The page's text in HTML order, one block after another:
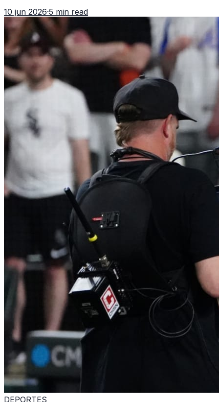
Inglaterra, Croacia y Ghana.
10 jun 2026·5 min read
DEPORTES